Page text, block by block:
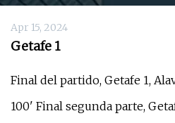
Apr 15, 2024
Getafe 1
Final del partido, Getafe 1,
100' Final segunda parte,